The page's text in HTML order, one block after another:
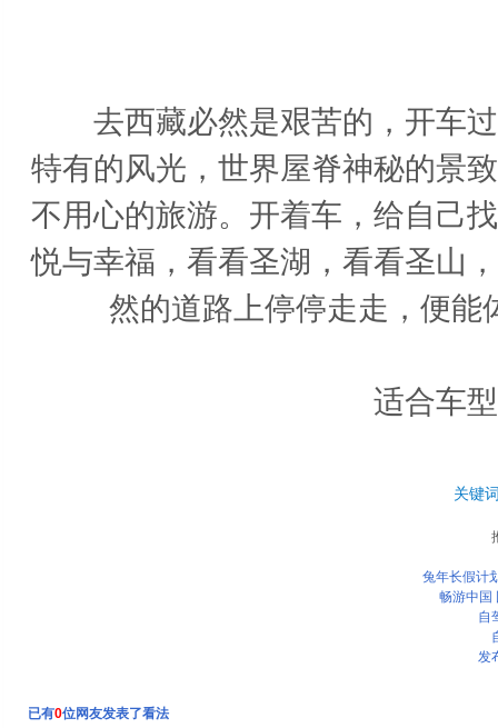
去西藏必然是艰苦的，开车过
特有的风光，世界屋脊神秘的景
不用心的旅游。开着车，给自己
悦与幸福，看看圣湖，看看圣山
然的道路上停停走走，便能
适合车型
关键
兔年长假计
畅游中国
自
发
已有0位网友发表了看法